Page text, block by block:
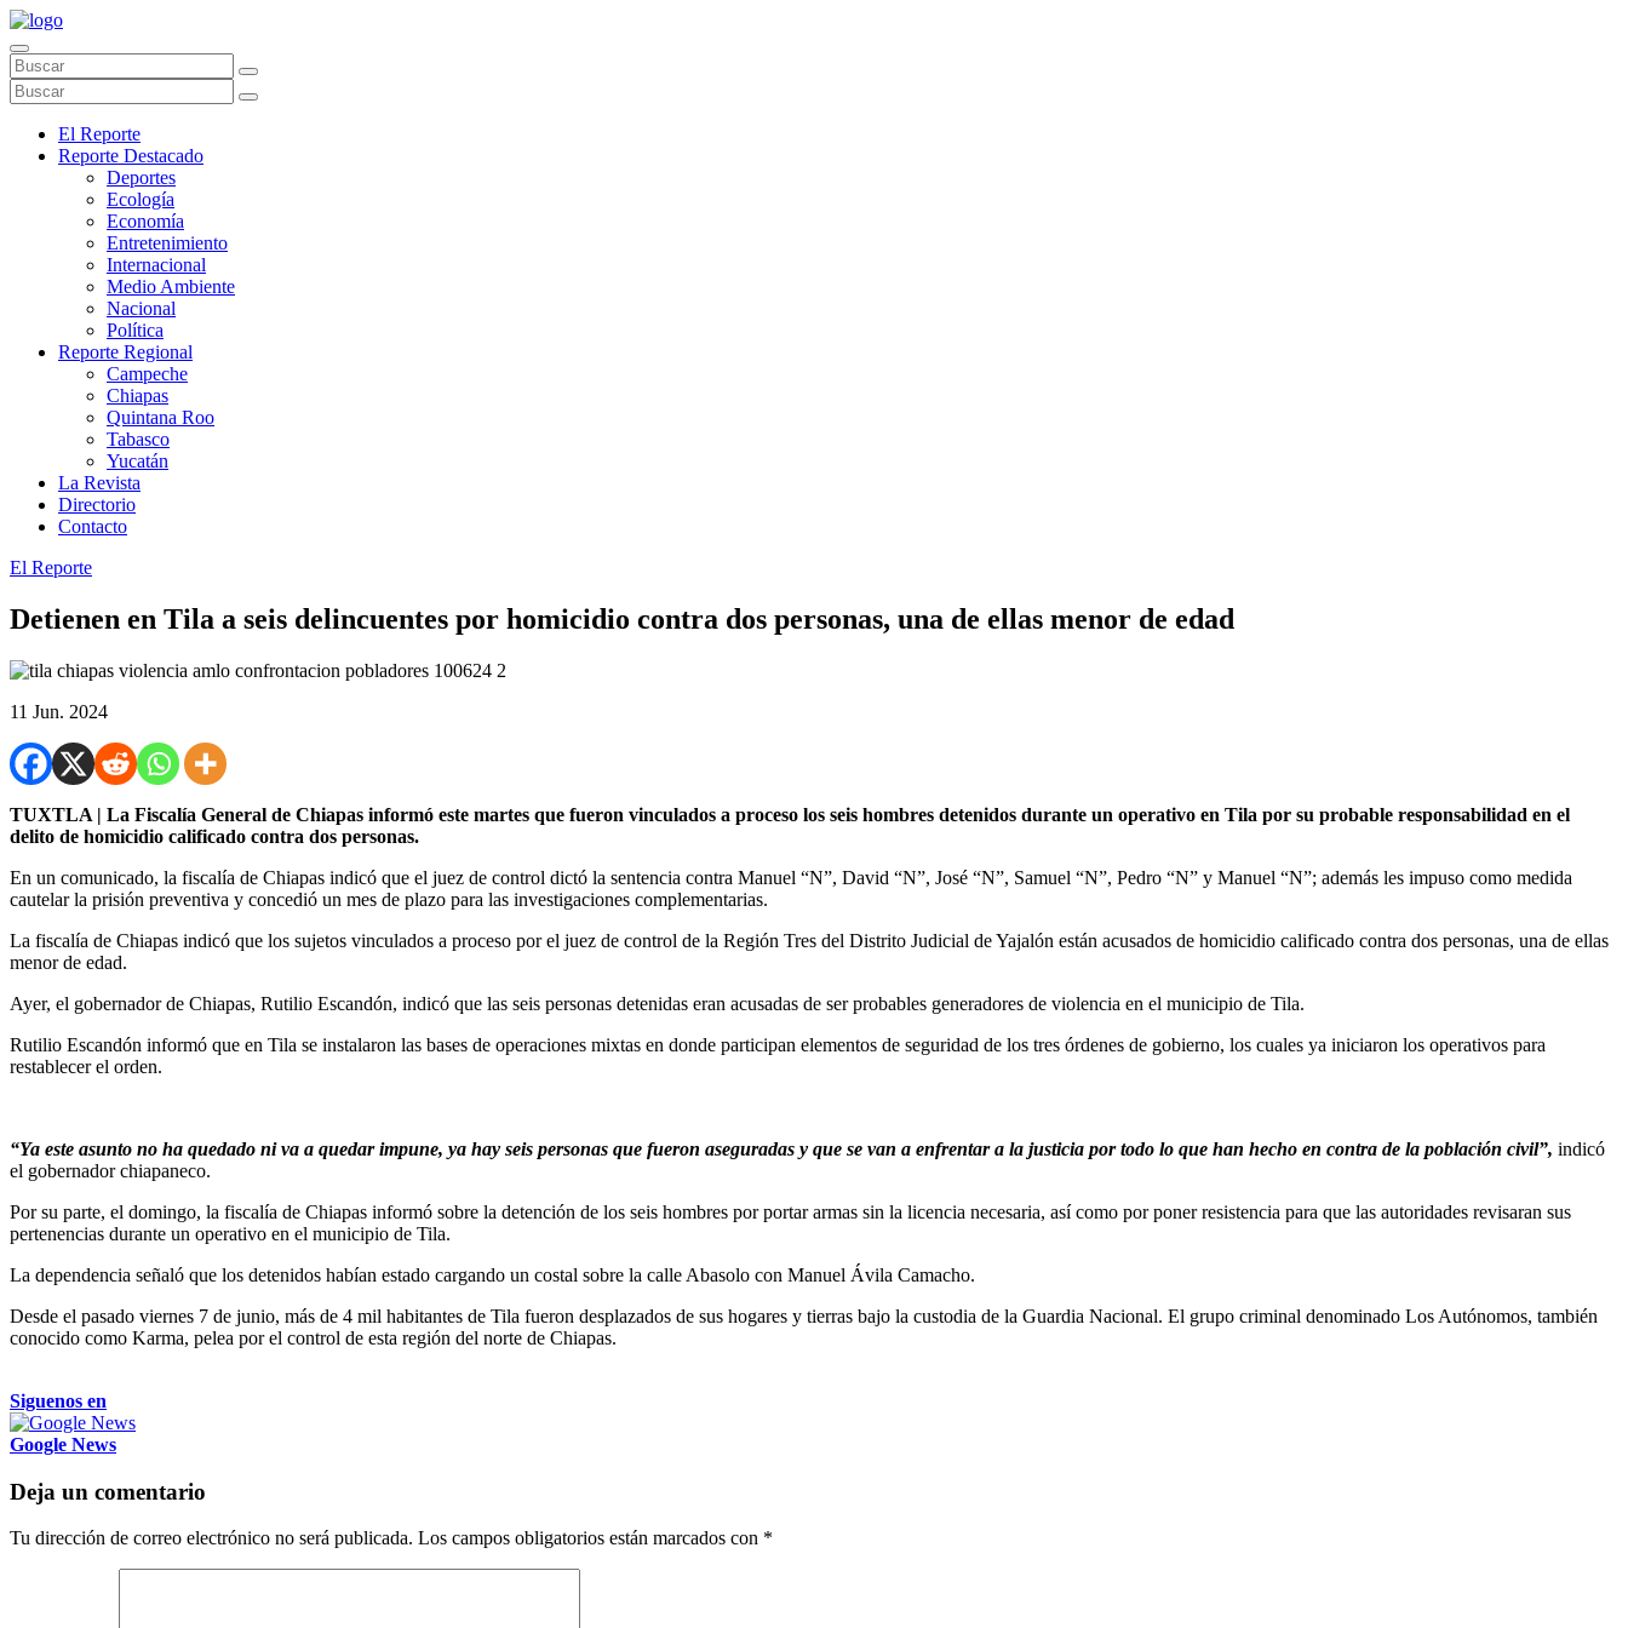
El Reporte
Reporte Destacado
Deportes
Ecología
Economía
Entretenimiento
Internacional
Medio Ambiente
Nacional
Política
Reporte Regional
Campeche
Chiapas
Quintana Roo
Tabasco
Yucatán
La Revista
Directorio
Contacto
El Reporte
Detienen en Tila a seis delincuentes por homicidio contra dos personas, una de ellas menor de edad
11 Jun. 2024
TUXTLA | La Fiscalía General de Chiapas informó este martes que fueron vinculados a proceso los seis hombres detenidos durante un operativo en Tila por su probable responsabilidad en el
delito de homicidio calificado contra dos personas.
En un comunicado, la fiscalía de Chiapas indicó que el juez de control dictó la sentencia contra Manuel “N”, David “N”, José “N”, Samuel “N”, Pedro “N” y Manuel “N”; además les impuso como medida
cautelar la prisión preventiva y concedió un mes de plazo para las investigaciones complementarias.
La fiscalía de Chiapas indicó que los sujetos vinculados a proceso por el juez de control de la Región Tres del Distrito Judicial de Yajalón están acusados de homicidio calificado contra dos personas, una de ellas
menor de edad.
Ayer, el gobernador de Chiapas, Rutilio Escandón, indicó que las seis personas detenidas eran acusadas de ser probables generadores de violencia en el municipio de Tila.
Rutilio Escandón informó que en Tila se instalaron las bases de operaciones mixtas en donde participan elementos de seguridad de los tres órdenes de gobierno, los cuales ya iniciaron los operativos para
restablecer el orden.
“Ya este asunto no ha quedado ni va a quedar impune, ya hay seis personas que fueron aseguradas y que se van a enfrentar a la justicia por todo lo que han hecho en contra de la población civil”, indicó
el gobernador chiapaneco.
Por su parte, el domingo, la fiscalía de Chiapas informó sobre la detención de los seis hombres por portar armas sin la licencia necesaria, así como por poner resistencia para que las autoridades revisaran sus
pertenencias durante un operativo en el municipio de Tila.
La dependencia señaló que los detenidos habían estado cargando un costal sobre la calle Abasolo con Manuel Ávila Camacho.
Desde el pasado viernes 7 de junio, más de 4 mil habitantes de Tila fueron desplazados de sus hogares y tierras bajo la custodia de la Guardia Nacional. El grupo criminal denominado Los Autónomos, también
conocido como Karma, pelea por el control de esta región del norte de Chiapas.
Siguenos en
Google News
Deja un comentario
Tu dirección de correo electrónico no será publicada. Los campos obligatorios están marcados con *